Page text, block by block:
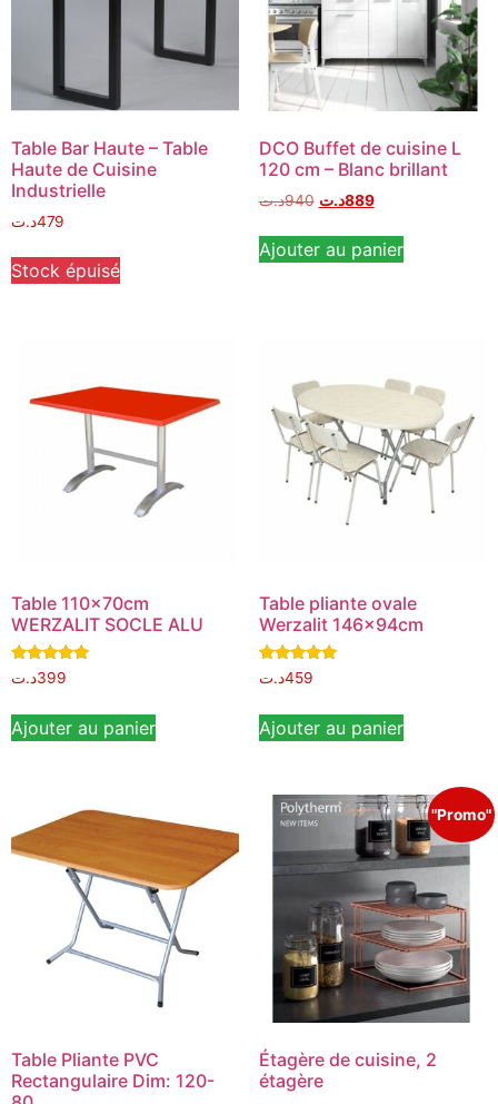
Table Bar Haute – Table
Haute de Cuisine
Industrielle
479د.ت
Stock épuisé
DCO Buffet de cuisine L
120 cm – Blanc brillant
940د.ت 889د.ت
Ajouter au panier
Table 110x70cm
WERZALIT SOCLE ALU
Note
5.00
399د.ت
Ajouter au panier
Table pliante ovale
Werzalit 146x94cm
Note
5.00
459د.ت
Ajouter au panier
Table Pliante PVC
Rectangulaire Dim: 120-
"Promo"
Étagère de cuisine, 2
étagère